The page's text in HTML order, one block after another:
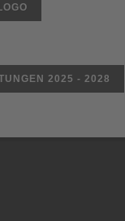
2025 - 2028